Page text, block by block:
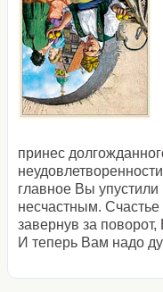
принес
главное Вы упустили
несчастным.
завернув за поворот,
И теперь Вам надо